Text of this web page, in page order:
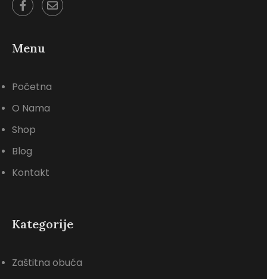
Menu
Početna
O Nama
Shop
Blog
Kontakt
Kategorije
Zaštitna obuća